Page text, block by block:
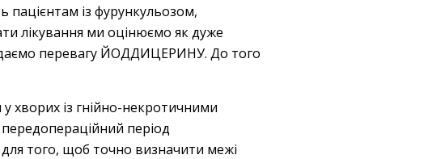
із фурункульозом,
лікування ми оцінюємо як дуже
перевагу ЙОДДИЦЕРИНУ. До того
хворих із гнійно-некротичними
період
для того, щоб точно визначити межі